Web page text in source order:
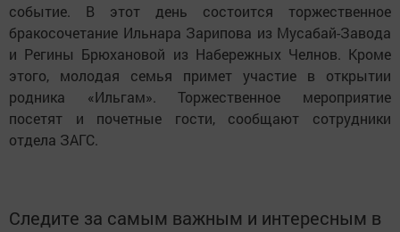
событие. В этот день состоится торжественное
бракосочетание Ильнара Зарипова из Мусабай-Завода
и Регины Брюхановой из Набережных Челнов. Кроме
этого, молодая семья примет участие в открытии
родника «Ильгам». Торжественное мероприятие
посетят и почетные гости, сообщают сотрудники
отдела ЗАГС.
Следите за самым важным и интересным в